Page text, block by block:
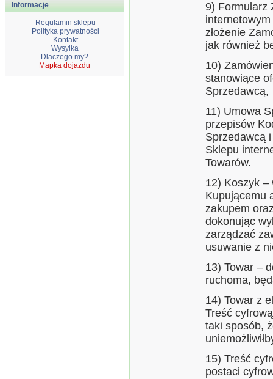
Informacje
Regulamin sklepu
Polityka prywatności
Kontakt
Wysyłka
Dlaczego my?
Mapka dojazdu
9) Formularz
złożenie
jak również
10)
stanowiące
Sprzedawcą,
11) Umowa
przepisów
Sprzedawcą
Sklepu
Towarów.
12) Koszyk –
Kupującemu
zakupem
dokonując
zarządzać
usuwanie z
13) Towar –
ruchoma,
14) Towar z
Treść
taki sposób,
15) Treść
postaci